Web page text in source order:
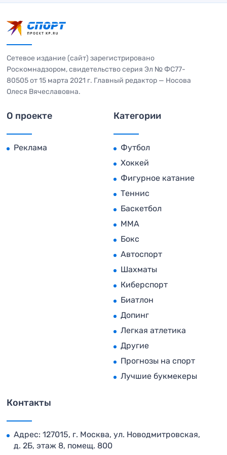
Сетевое издание (сайт) зарегистрировано
Роскомнадзором, свидетельство серия Эл № ФС77-
80505 от 15 марта 2021 г. Главный редактор — Носова
Олеся Вячеславовна.
О проекте
Реклама
Категории
Футбол
Хоккей
Фигурное катание
Теннис
Баскетбол
MMA
Бокс
Автоспорт
Шахматы
Киберспорт
Биатлон
Допинг
Легкая атлетика
Другие
Прогнозы на спорт
Лучшие букмекеры
Контакты
Адрес: 127015, г. Москва, ул. Новодмитровская,
д. 2Б, этаж 8, помещ. 800